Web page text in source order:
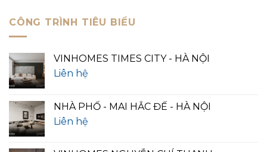
CÔNG TRÌNH TIÊU BIỂU
VINHOMES TIMES CITY - HÀ NỘI
Liên hệ
NHÀ PHỐ - MAI HẮC ĐẾ - HÀ NỘI
Liên hệ